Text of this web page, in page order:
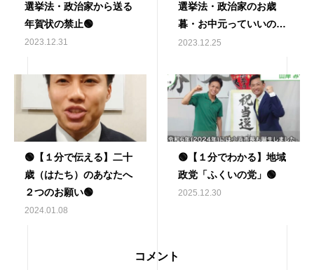
選挙法・政治家から送る
年賀状の禁止🟢
2023.12.31
選挙法・政治家のお歳
暮・お中元っていいの？
🟢
2023.12.25
🟢【１分で伝える】二十
歳（はたち）のあなたへ
２つのお願い🟢
2024.01.08
🟢【１分でわかる】地域
政党「ふくいの党」🟢
2025.12.30
コメント